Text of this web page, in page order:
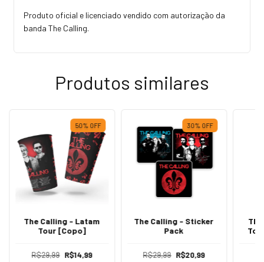
Produto oficial e licenciado vendido com autorização da
banda The Calling.
Produtos similares
50% OFF
The Calling - Latam
Tour [Copo]
R$29,99 R$14,99
30% OFF
The Calling - Sticker
Pack
R$29,99 R$20,99